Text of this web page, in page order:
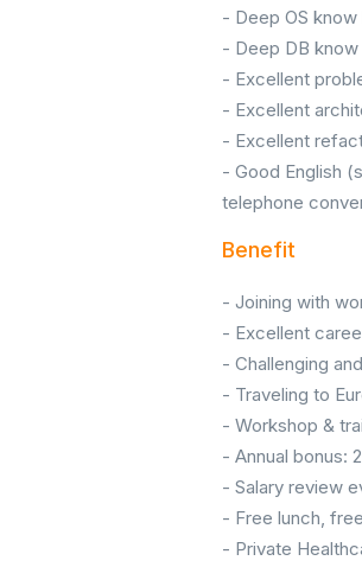
- Deep OS
- Deep DB know
- Excellent
- Excellent
- Excellent
- Good English
telephone
Benefit
- Joining with
- Excellent
- Challenging
- Traveling to
- Workshop &
- Annual bonus:
- Salary review
- Free lunch,
- Private